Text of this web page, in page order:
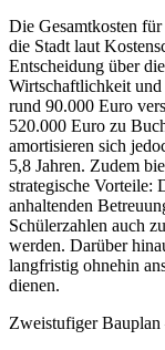
Die Gesamtkosten
die Stadt laut
Entscheidung über
Wirtschaftlichkeit
rund 90.000 Euro
520.000 Euro zu
amortisieren sich
5,8 Jahren. Zudem
strategische Vorteile:
anhaltenden
Schülerzahlen auch
werden. Darüber
langfristig ohnehin
dienen.
Zweistufiger